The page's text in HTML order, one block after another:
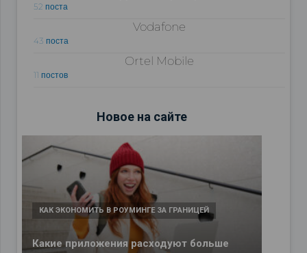
52 поста
Vodafone
43 поста
Ortel Mobile
11 постов
Новое на сайте
Какие приложения расходуют больше
КАК ЭКОНОМИТЬ В РОУМИНГЕ ЗА ГРАНИЦЕЙ